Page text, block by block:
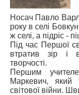
Носач Павло
року в селі
ж селі, а підріс -
Під час Першої
втратив зір і
творчості.
Першим
Маркевич, який
світової війни.